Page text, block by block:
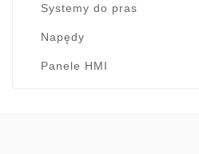
Systemy do pras
Napędy
Panele HMI